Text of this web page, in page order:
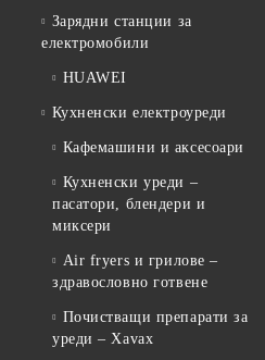
Зарядни станции за
електромобили
HUAWEI
Кухненски електроуреди
Кафемашини и аксесоари
Кухненски уреди –
пасатори, блендери и
миксери
Air fryers и грилове –
здравословно готвене
Почистващи препарати за
уреди – Xavax